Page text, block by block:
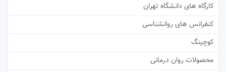
کارگاه های دانشگاه تهران
کنفرانس های روانشناسی
کوچینگ
محصولات روان درمانی